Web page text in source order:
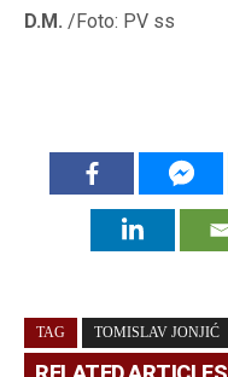
D.M. /Foto: PV ss
TAG TOMISLAV JONJIĆ